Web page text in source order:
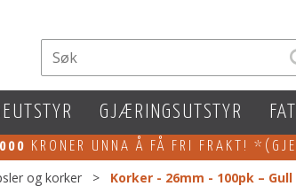
GJÆRINGSUTSTYR
KRONER UNNA Å FÅ FRI FRAKT!
og korker > Korker - 26mm - 100pk – Gull